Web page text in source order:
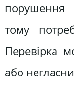
порушення
тому
Перевірка
або